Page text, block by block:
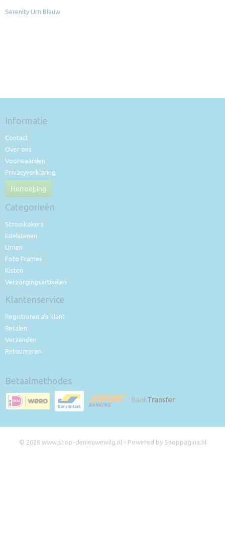
Serenity Urn Blauw
Informatie
Contact
Over ons
Voorwaarden
Privacyverklaring
Herroeping
Categorieën
Strooikokers
Edelstenen
Urnen
Foto Frames
Kisten
Verzorgingsartikelen
Klantenservice
Registreren als klant
Betalen
Verzenden
Retourneren
Betaalmethodes
© 2026 www.shop-denieuwewilg.nl - Powered by Shoppagina.nl